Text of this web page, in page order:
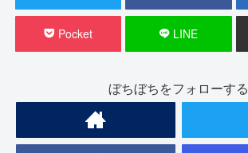
Pocket LINE
ぼちぼちをフォローする